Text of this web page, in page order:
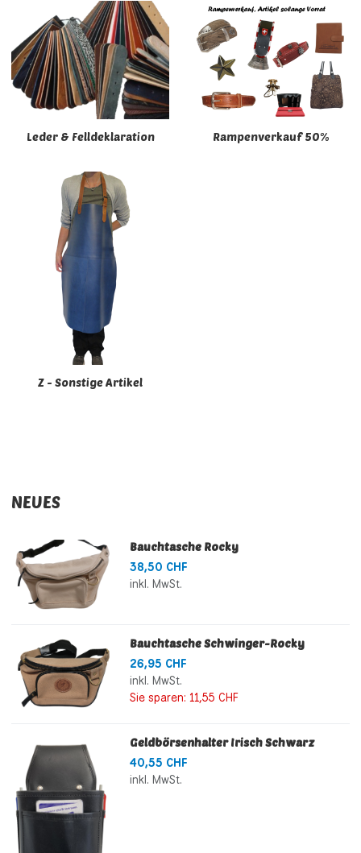
Leder & Felldeklaration Rampenverkauf 50%
Z - Sonstige Artikel
NEUES
Bauchtasche Rocky
38,50 CHF
inkl. MwSt.
Bauchtasche Schwinger-Rocky
26,95 CHF
inkl. MwSt.
Sie sparen: 11,55 CHF
Geldbörsenhalter Irisch Schwarz
40,55 CHF
inkl. MwSt.